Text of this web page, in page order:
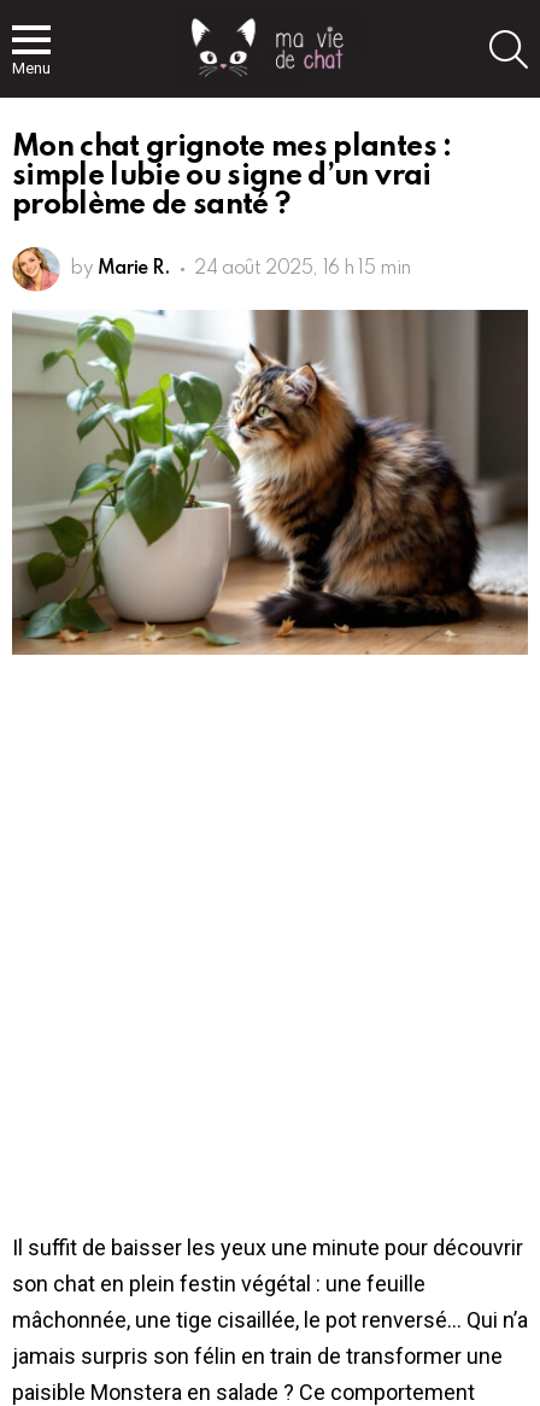
Menu
Mon chat grignote mes plantes :
simple lubie ou signe d’un vrai
problème de santé ?
by Marie R. 24 août 2025, 16 h 15 min
Il suffit de baisser les yeux une minute pour découvrir
son chat en plein festin végétal : une feuille
mâchonnée, une tige cisaillée, le pot renversé… Qui n’a
jamais surpris son félin en train de transformer une
paisible Monstera en salade ? Ce comportement